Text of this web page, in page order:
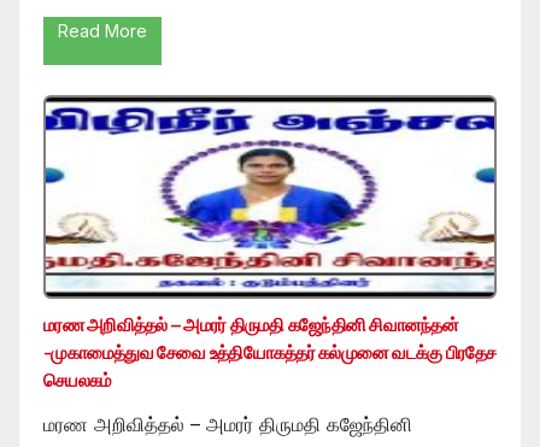
Read More
மரண அறிவித்தல் – அமரர் திருமதி கஜேந்தினி சிவானந்தன்
-முகாமைத்துவ சேவை உத்தியோகத்தர் கல்முனை வடக்கு பிரதேச
செயலகம்
மரண அறிவித்தல் – அமரர் திருமதி கஜேந்தினி